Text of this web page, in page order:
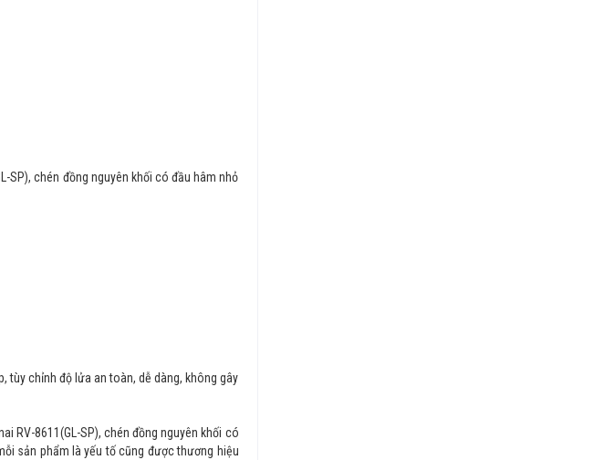
SP), chén đồng nguyên khối có đầu hâm nhỏ
tùy chỉnh độ lửa an toàn, dễ dàng, không gây
RV-8611(GL-SP), chén đồng nguyên khối có
sản phẩm là yếu tố cũng được thương hiệu